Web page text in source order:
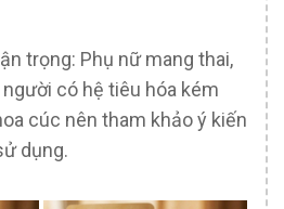
trọng: Phụ nữ mang thai,
có hệ tiêu hóa kém
cúc nên tham khảo ý kiến
dụng.